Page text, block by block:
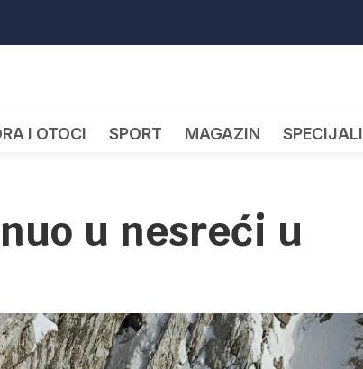
I OTOCI SPORT MAGAZIN SPECIJALI
u nesreći u